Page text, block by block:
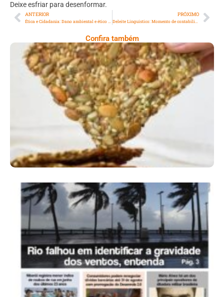
Deixe esfriar para desenformar.
ANTERIOR PRÓXIMO
Confira também
Comer Bem: Cracker De Sementes
Ano X – Número 366 01 A 07 De Agosto De
2026